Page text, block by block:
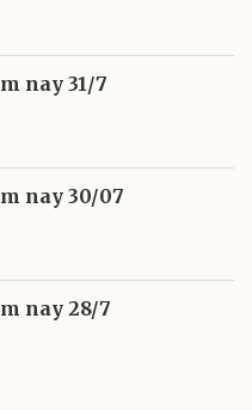
nay 31/7
nay 30/07
nay 28/7